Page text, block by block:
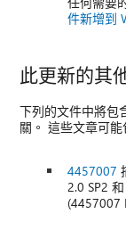
件新增到
此更新的其
下列的文件中將包
關。 這些文章可能
4457007
2.0 SP2
(4457007